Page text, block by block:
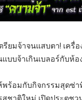
รียมจ้าจนแสบตา! เครื่
บบจ้าเกินเบลอร์กับห้อ
พร้อมกับกิจกรรมสุดซ่